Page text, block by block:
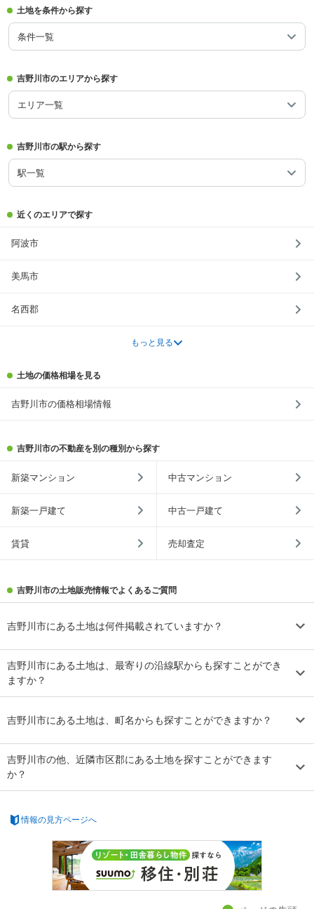
土地を条件から探す
条件一覧
吉野川市のエリアから探す
エリア一覧
吉野川市の駅から探す
駅一覧
近くのエリアで探す
阿波市
美馬市
名西郡
もっと見る
土地の価格相場を見る
吉野川市の価格相場情報
吉野川市の不動産を別の種別から探す
新築マンション 中古マンション
新築一戸建て 中古一戸建て
賃貸 売却査定
吉野川市の土地販売情報でよくあるご質問
吉野川市にある土地は何件掲載されていますか？
吉野川市にある土地は、最寄りの沿線駅からも探すことができ
ますか？
吉野川市にある土地は、町名からも探すことができますか？
吉野川市の他、近隣市区郡にある土地を探すことができます
か？
情報の見方ページへ